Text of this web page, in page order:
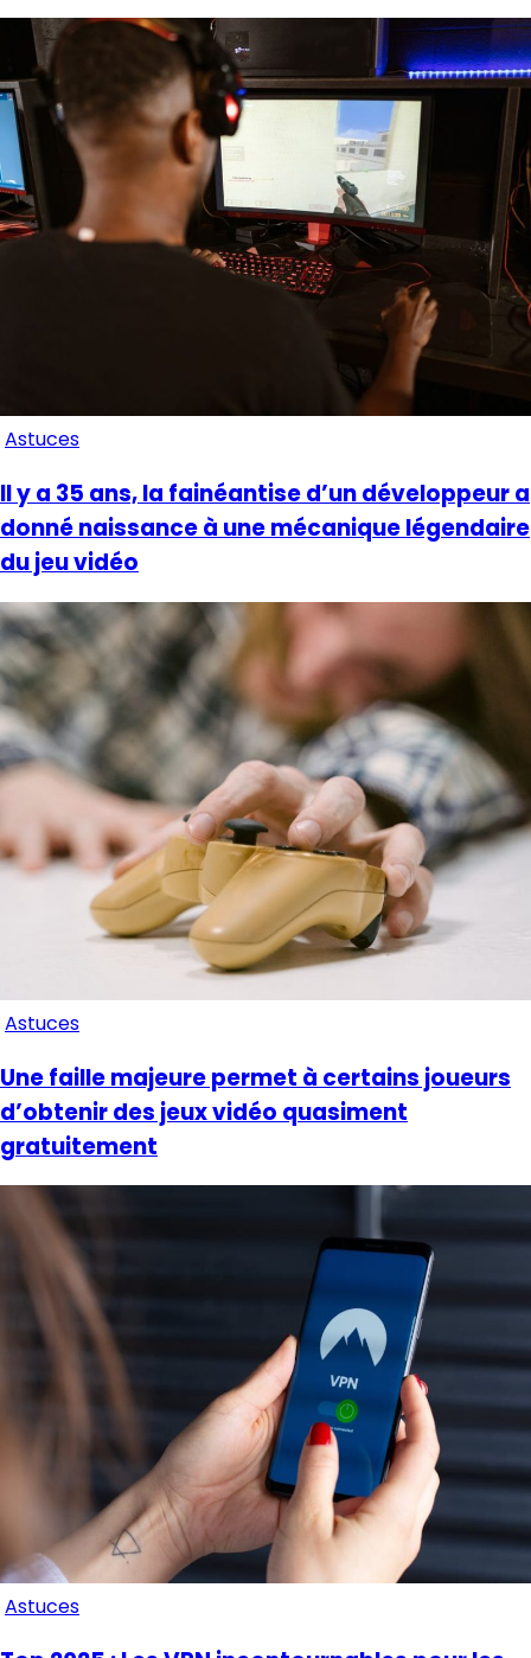
Astuces
Il y a 35 ans, la fainéantise d’un développeur a
donné naissance à une mécanique légendaire
du jeu vidéo
Astuces
Une faille majeure permet à certains joueurs
d’obtenir des jeux vidéo quasiment
gratuitement
Astuces